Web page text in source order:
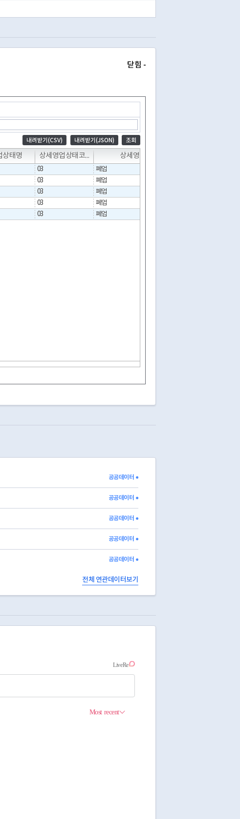
닫힘 -
내려받기(CSV) 내려받기(JSON) 조회
상태명 상세영업상태코드 상세영업상태명
T
03 폐업
03 폐업
03 폐업
03 폐업
03 폐업
공공데이터 ●
공공데이터 ●
공공데이터 ●
공공데이터 ●
공공데이터 ●
전체 연관데이터보기